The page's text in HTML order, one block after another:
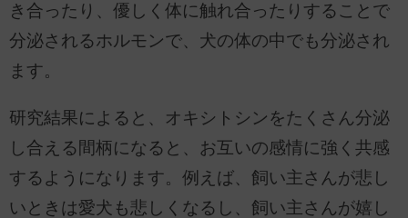
き合ったり、優しく体に触れ合ったりすることで
分泌されるホルモンで、犬の体の中でも分泌され
ます。
研究結果によると、オキシトシンをたくさん分泌
し合える間柄になると、お互いの感情に強く共感
するようになります。例えば、飼い主さんが悲し
いときは愛犬も悲しくなるし、飼い主さんが嬉し